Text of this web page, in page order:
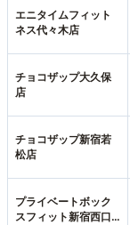
エニタイムフィット
ネス代々木店
チョコザップ大久保
店
チョコザップ新宿若
松店
プライベートボック
スフィット新宿西口